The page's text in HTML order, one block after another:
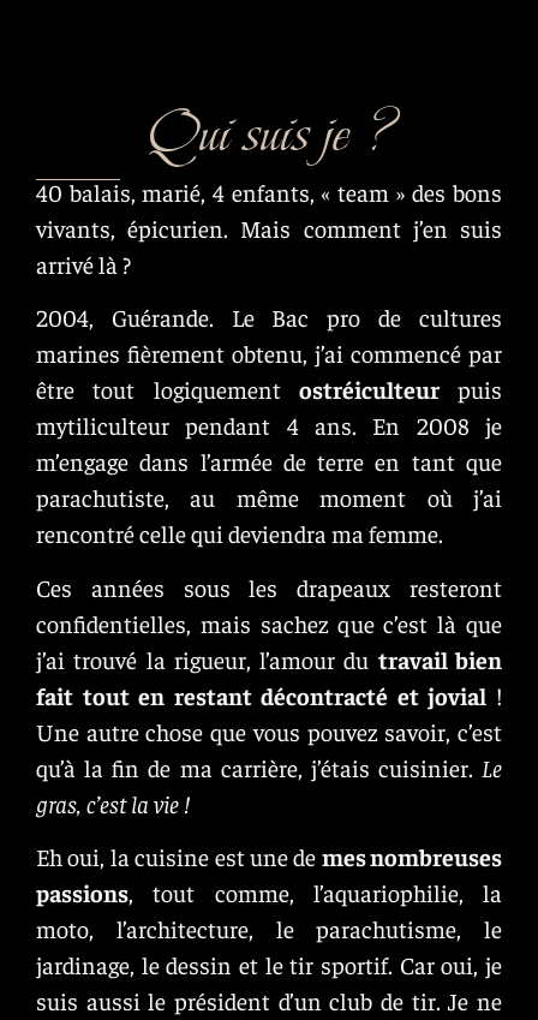
Qui suis je ?
40 balais, marié, 4 enfants, « team » des bons
vivants, épicurien. Mais comment j’en suis
arrivé là ?
2004, Guérande. Le Bac pro de cultures
marines fièrement obtenu, j’ai commencé par
être tout logiquement ostréiculteurpuis
mytiliculteur pendant 4 ans. En 2008 je
m’engage dans l’armée de terre en tant que
parachutiste, au même moment où j’ai
rencontré celle qui deviendra ma femme.
Ces années sous les drapeaux resteront
confidentielles, mais sachez que c’est là que
j’ai trouvé la rigueur, l’amour du travail bien
fait tout en restant décontracté et jovial !
Une autre chose que vous pouvez savoir, c’est
qu’à la fin de ma carrière, j’étais cuisinier. Le
gras, c’est la vie !
Eh oui, la cuisine est une de mes nombreuses
passions, tout comme, l’aquariophilie, la
moto, l’architecture, le parachutisme, le
jardinage, le dessin et le tir sportif. Car oui, je
suis aussi le président d’un club de tir. Je ne